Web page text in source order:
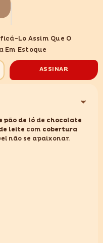
Lo Assim Que O
Em Estoque
ASSINAR
pão de ló de chocolate
leite com cobertura
não se apaixonar.